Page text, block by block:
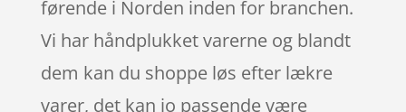
førende i Norden inden for branchen.
Vi har håndplukket varerne og blandt
dem kan du shoppe løs efter lækre
varer, det kan jo passende være